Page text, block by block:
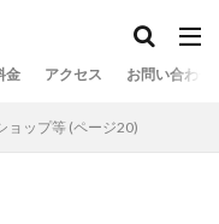
金 アクセス お問い合わせ
ョップ等 (ページ20)